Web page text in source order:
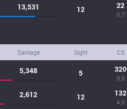
13,531 12 22
0.7
Damage Sight CS
5,348 5 320
9.6
2,612 12 132
4.0